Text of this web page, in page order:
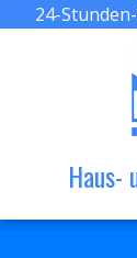
24-
Haus-